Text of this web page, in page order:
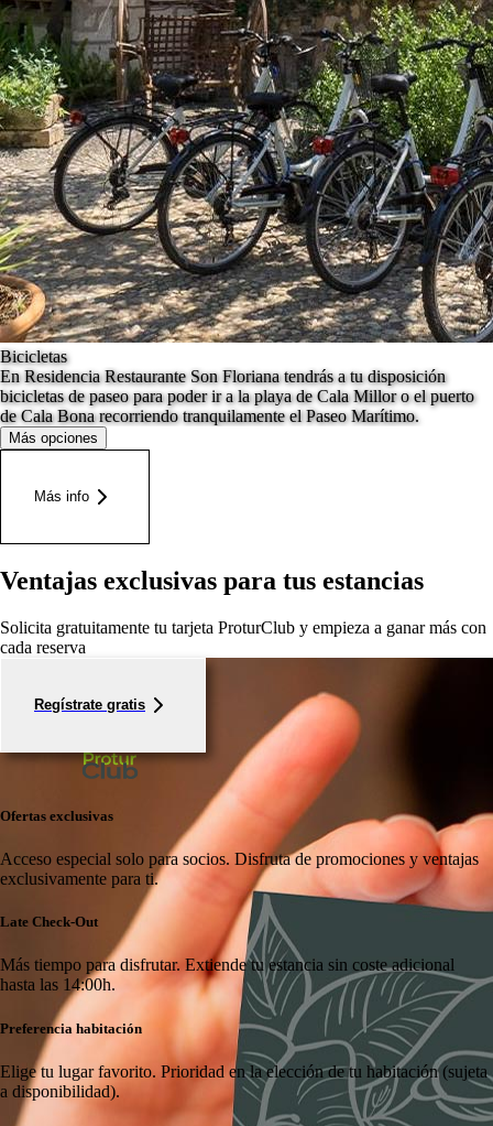
Bicicletas
En Residencia Restaurante Son Floriana tendrás a tu disposición
bicicletas de paseo para poder ir a la playa de Cala Millor o el puerto
de Cala Bona recorriendo tranquilamente el Paseo Marítimo.
Más opciones
Más info
Ventajas exclusivas para tus estancias
Solicita gratuitamente tu tarjeta ProturClub y empieza a ganar más con
cada reserva
Regístrate gratis
Ofertas exclusivas
Acceso especial solo para socios. Disfruta de promociones y ventajas
exclusivamente para ti.
Late Check-Out
Más tiempo para disfrutar. Extiende tu estancia sin coste adicional
hasta las 14:00h.
Preferencia habitación
Elige tu lugar favorito. Prioridad en la elección de tu habitación (sujeta
a disponibilidad).